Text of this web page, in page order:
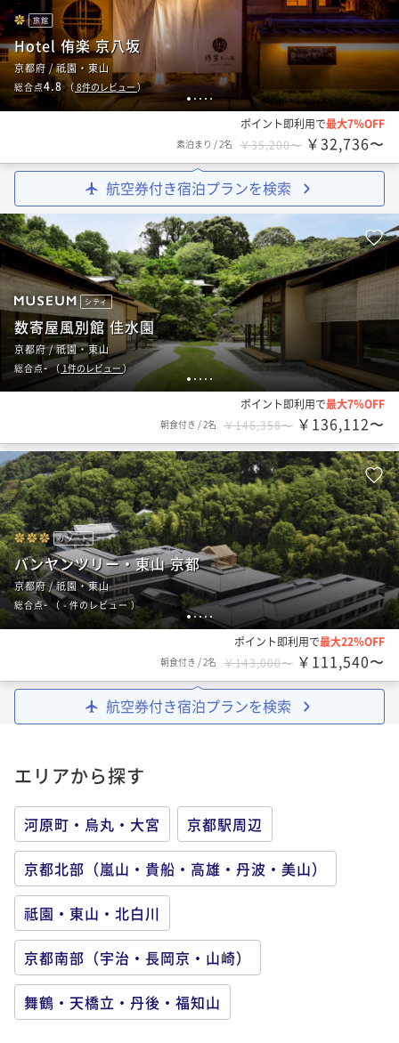
1 2 345
旅館
Hotel 侑楽 京八坂
京都府 / 祇園・東山
総合点4.8（ 8件のレビュー）
ポイント即利用で最大7％OFF
素泊まり /2名 ￥35,200〜 ￥32,736〜
航空券付き宿泊プランを検索
1 2 3 4 5
シティ
数寄屋風別館 佳水園
京都府 / 祇園・東山
総合点-（1件のレビュー）
ポイント即利用で最大7％OFF
朝食付き /2名 ￥146,358〜 ￥136,112〜
12345
リゾート
バンヤンツリー・東山 京都
京都府 / 祇園・東山
総合点-（ - 件のレビュー）
ポイント即利用で最大22％OFF
朝食付き /2名 ￥143,000〜 ￥111,540〜
航空券付き宿泊プランを検索
エリアから探す
河原町・烏丸・大宮 京都駅周辺
京都北部（嵐山・貴船・高雄・丹波・美山）
祗園・東山・北白川
京都南部（宇治・長岡京・山崎）
舞鶴・天橋立・丹後・福知山